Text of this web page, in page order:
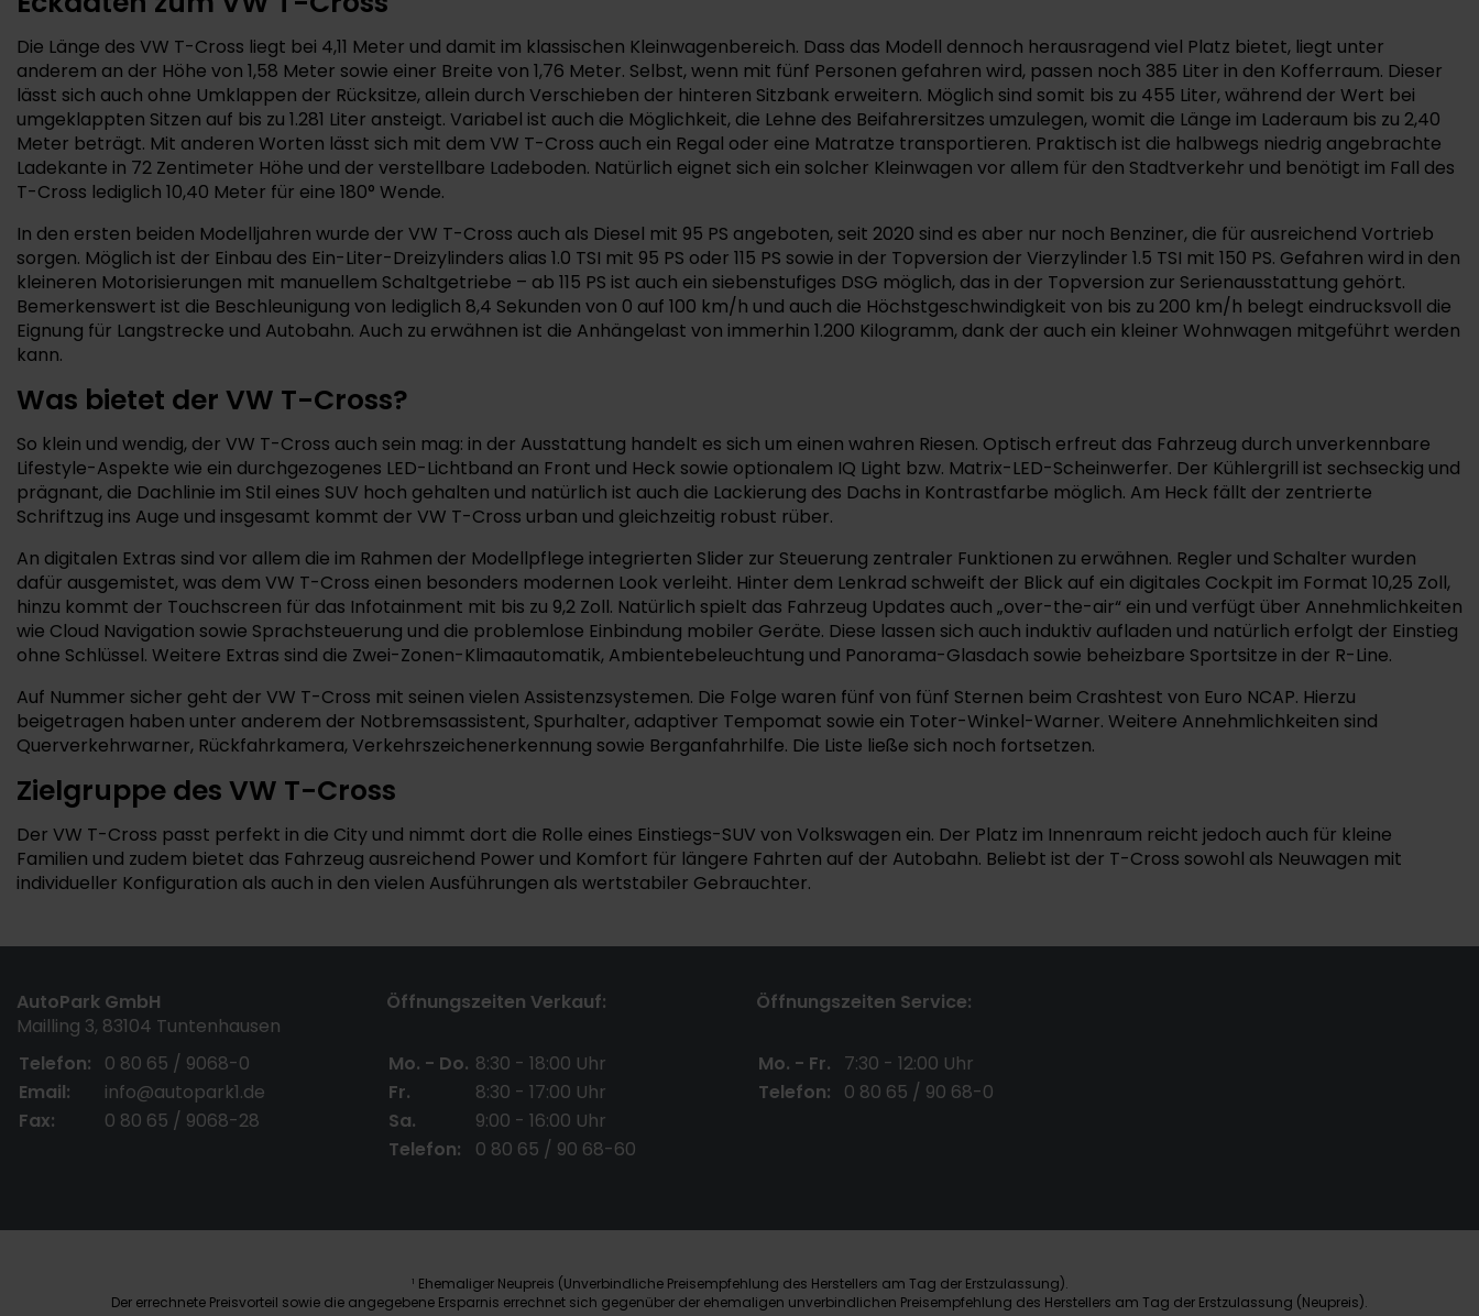
Die Länge des VW T-Cross liegt bei 4,11 Meter und damit im klassischen Kleinwagenbereich. Dass das Modell dennoch herausragend viel Platz bietet, liegt unter
anderem an der Höhe von 1,58 Meter sowie einer Breite von 1,76 Meter. Selbst, wenn mit fünf Personen gefahren wird, passen noch 385 Liter in den Kofferraum. Dieser
lässt sich auch ohne Umklappen der Rücksitze, allein durch Verschieben der hinteren Sitzbank erweitern. Möglich sind somit bis zu 455 Liter, während der Wert bei
umgeklappten Sitzen auf bis zu 1.281 Liter ansteigt. Variabel ist auch die Möglichkeit, die Lehne des Beifahrersitzes umzulegen, womit die Länge im Laderaum bis zu 2,40
Meter beträgt. Mit anderen Worten lässt sich mit dem VW T-Cross auch ein Regal oder eine Matratze transportieren. Praktisch ist die halbwegs niedrig angebrachte
Ladekante in 72 Zentimeter Höhe und der verstellbare Ladeboden. Natürlich eignet sich ein solcher Kleinwagen vor allem für den Stadtverkehr und benötigt im Fall des
T-Cross lediglich 10,40 Meter für eine 180° Wende.
In den ersten beiden Modelljahren wurde der VW T-Cross auch als Diesel mit 95 PS angeboten, seit 2020 sind es aber nur noch Benziner, die für ausreichend Vortrieb
sorgen. Möglich ist der Einbau des Ein-Liter-Dreizylinders alias 1.0 TSI mit 95 PS oder 115 PS sowie in der Topversion der Vierzylinder 1.5 TSI mit 150 PS. Gefahren wird in den
kleineren Motorisierungen mit manuellem Schaltgetriebe – ab 115 PS ist auch ein siebenstufiges DSG möglich, das in der Topversion zur Serienausstattung gehört.
Bemerkenswert ist die Beschleunigung von lediglich 8,4 Sekunden von 0 auf 100 km/h und auch die Höchstgeschwindigkeit von bis zu 200 km/h belegt eindrucksvoll die
Eignung für Langstrecke und Autobahn. Auch zu erwähnen ist die Anhängelast von immerhin 1.200 Kilogramm, dank der auch ein kleiner Wohnwagen mitgeführt werden
kann.
Was bietet der VW T-Cross?
So klein und wendig, der VW T-Cross auch sein mag: in der Ausstattung handelt es sich um einen wahren Riesen. Optisch erfreut das Fahrzeug durch unverkennbare
Lifestyle-Aspekte wie ein durchgezogenes LED-Lichtband an Front und Heck sowie optionalem IQ Light bzw. Matrix-LED-Scheinwerfer. Der Kühlergrill ist sechseckig und
prägnant, die Dachlinie im Stil eines SUV hoch gehalten und natürlich ist auch die Lackierung des Dachs in Kontrastfarbe möglich. Am Heck fällt der zentrierte
Schriftzug ins Auge und insgesamt kommt der VW T-Cross urban und gleichzeitig robust rüber.
An digitalen Extras sind vor allem die im Rahmen der Modellpflege integrierten Slider zur Steuerung zentraler Funktionen zu erwähnen. Regler und Schalter wurden
dafür ausgemistet, was dem VW T-Cross einen besonders modernen Look verleiht. Hinter dem Lenkrad schweift der Blick auf ein digitales Cockpit im Format 10,25 Zoll,
hinzu kommt der Touchscreen für das Infotainment mit bis zu 9,2 Zoll. Natürlich spielt das Fahrzeug Updates auch „over-the-air“ ein und verfügt über Annehmlichkeiten
wie Cloud Navigation sowie Sprachsteuerung und die problemlose Einbindung mobiler Geräte. Diese lassen sich auch induktiv aufladen und natürlich erfolgt der Einstieg
ohne Schlüssel. Weitere Extras sind die Zwei-Zonen-Klimaautomatik, Ambientebeleuchtung und Panorama-Glasdach sowie beheizbare Sportsitze in der R-Line.
Auf Nummer sicher geht der VW T-Cross mit seinen vielen Assistenzsystemen. Die Folge waren fünf von fünf Sternen beim Crashtest von Euro NCAP. Hierzu
beigetragen haben unter anderem der Notbremsassistent, Spurhalter, adaptiver Tempomat sowie ein Toter-Winkel-Warner. Weitere Annehmlichkeiten sind
Querverkehrwarner, Rückfahrkamera, Verkehrszeichenerkennung sowie Berganfahrhilfe. Die Liste ließe sich noch fortsetzen.
Zielgruppe des VW T-Cross
Der VW T-Cross passt perfekt in die City und nimmt dort die Rolle eines Einstiegs-SUV von Volkswagen ein. Der Platz im Innenraum reicht jedoch auch für kleine
Familien und zudem bietet das Fahrzeug ausreichend Power und Komfort für längere Fahrten auf der Autobahn. Beliebt ist der T-Cross sowohl als Neuwagen mit
individueller Konfiguration als auch in den vielen Ausführungen als wertstabiler Gebrauchter.
AutoPark GmbH
Mailling 3, 83104 Tuntenhausen
Telefon:
0 80 65 / 9068-0
Email:
info@autopark1.de
Fax:
0 80 65 / 9068-28
Öffnungszeiten Verkauf:
Mo. - Do. 8:30 - 18:00 Uhr
Fr.
8:30 - 17:00 Uhr
Sa.
9:00 - 16:00 Uhr
Telefon:
0 80 65 / 90 68-60
Öffnungszeiten Service:
Mo. - Fr.
7:30 - 12:00 Uhr
Telefon:
0 80 65 / 90 68-0
1 Ehemaliger Neupreis (Unverbindliche Preisempfehlung des Herstellers am Tag der Erstzulassung).
Der errechnete Preisvorteil sowie die angegebene Ersparnis errechnet sich gegenüber der ehemaligen unverbindlichen Preisempfehlung des Herstellers am Tag der Erstzulassung (Neupreis).